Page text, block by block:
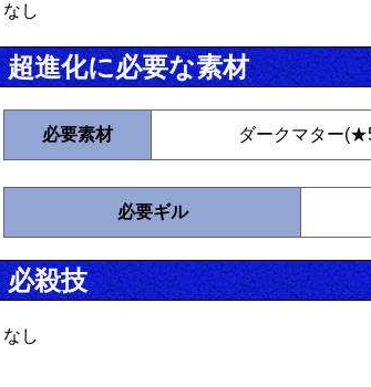
なし
超進化に必要な素材
必要素材 ダークマター
必要ギル
必殺技
なし